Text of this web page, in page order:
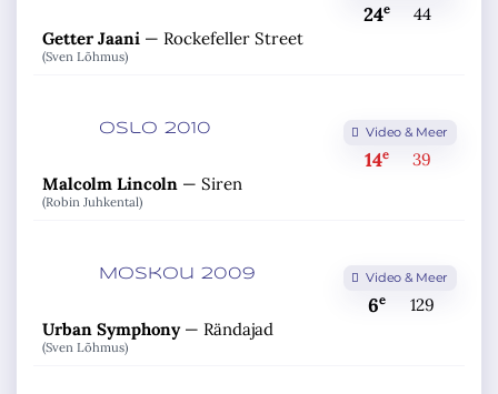
Getter Jaani— Rockefeller Street
(Sven Lõhmus)
24e 44
Oslo 2010
Malcolm Lincoln— Siren
(Robin Juhkental)
Video & Meer
14e 39
Moskou 2009
Urban Symphony— Rändajad
(Sven Lõhmus)
Video & Meer
6e 129